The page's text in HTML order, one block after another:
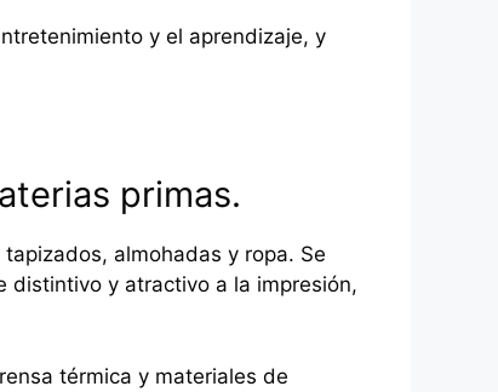
y el aprendizaje, y
primas.
almohadas y ropa. Se
distintivo y atractivo a la impresión,
térmica y materiales de